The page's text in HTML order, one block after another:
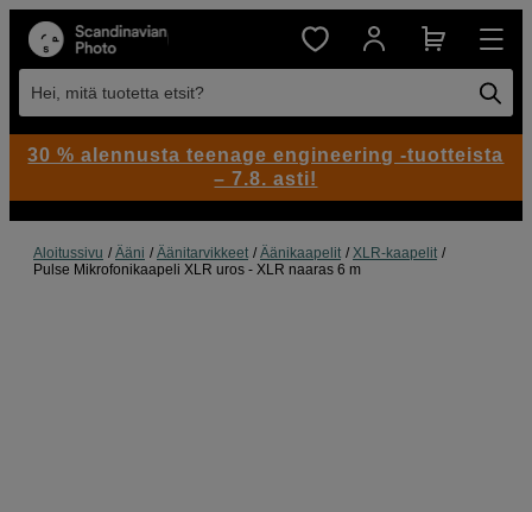
Hei, mitä tuotetta etsit?
Aloitussivu Ääni Äänitarvikkeet Äänikaapelit
XLR-kaapelit
Pulse Mikrofonikaapeli XLR uros - XLR naaras 6 m
30 % alennusta teenage engineering -tuotteista
– 7.8. asti!